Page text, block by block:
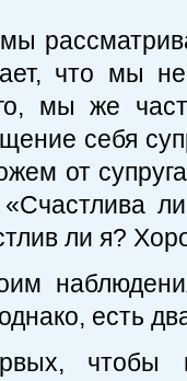
что мы
мы же
себя
от
«Счастлива
ли я?
есть
чтобы